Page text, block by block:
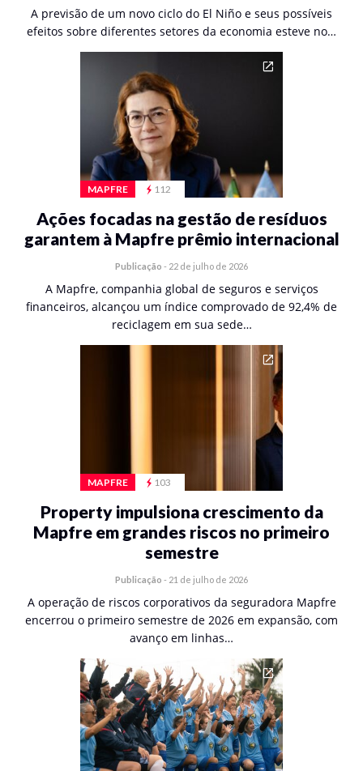
A previsão de um novo ciclo do El Niño e seus possíveis
efeitos sobre diferentes setores da economia esteve no…
MAPFRE 112
Ações focadas na gestão de resíduos
garantem à Mapfre prêmio internacional
Publicação - 22 de julho de 2026
A Mapfre, companhia global de seguros e serviços
financeiros, alcançou um índice comprovado de 92,4% de
reciclagem em sua sede…
MAPFRE 103
Property impulsiona crescimento da
Mapfre em grandes riscos no primeiro
semestre
Publicação - 21 de julho de 2026
A operação de riscos corporativos da seguradora Mapfre
encerrou o primeiro semestre de 2026 em expansão, com
avanço em linhas…